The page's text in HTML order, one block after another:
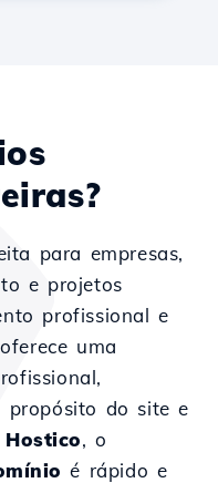
para empresas,
e projetos
profissional e
uma
propósito do site e
Hostico, o
é rápido e